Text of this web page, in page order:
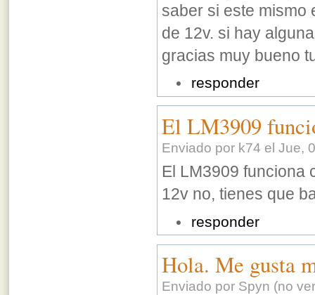
saber si este mismo
de 12v. si hay
gracias muy bueno
responder
El LM3909
Enviado por k74 el Jue,
El LM3909 funciona
12v no, tienes que
responder
Hola. Me gusta
Enviado por Spyn (no